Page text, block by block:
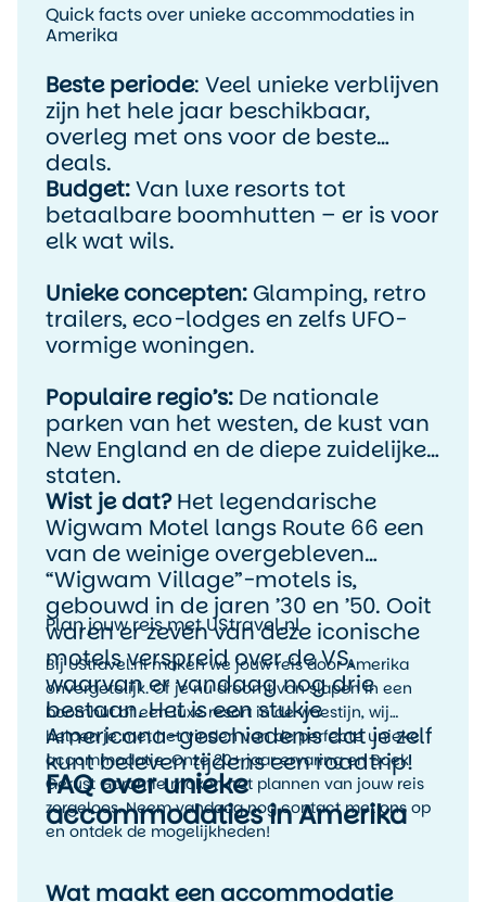
Quick facts over unieke accommodaties in
Amerika
Beste periode: Veel unieke verblijven
zijn het hele jaar beschikbaar,
overleg met ons voor de beste
deals.
Budget:Van luxe resorts tot
betaalbare boomhutten – er is voor
elk wat wils.
Unieke concepten:Glamping, retro
trailers, eco-lodges en zelfs UFO-
vormige woningen.
Populaire regio’s: De nationale
parken van het westen, de kust van
New England en de diepe zuidelijke
staten.
Wist je dat?Het legendarische
Wigwam Motel langs Route 66 een
van de weinige overgebleven
“Wigwam Village”-motels is,
gebouwd in de jaren ’30 en ’50. Ooit
waren er zeven van deze iconische
motels verspreid over de VS,
waarvan er vandaag nog drie
bestaan. Het is een stukje
Americana-geschiedenis dat je zelf
kunt beleven tijdens een roadtrip!
Plan jouw reis met UStravel.nl
Bij UStravel.nl maken we jouw reis door Amerika
onvergetelijk. Of je nu droomt van slapen in een
boomhut of een luxe resort in de woestijn, wij
helpen je met het vinden van de perfecte unieke
accommodatie. Onze 20+ jaar ervaring en Boek
Gerust Garantie maken het plannen van jouw reis
zorgeloos. Neem vandaag nog contact met ons op
en ontdek de mogelijkheden!
FAQ over unieke
accommodaties in Amerika
Wat maakt een accommodatie